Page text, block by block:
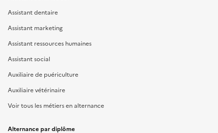
Assistant dentaire
Assistant marketing
Assistant ressources humaines
Assistant social
Auxiliaire de puériculture
Auxiliaire vétérinaire
Voir tous les métiers en alternance
Alternance par diplôme